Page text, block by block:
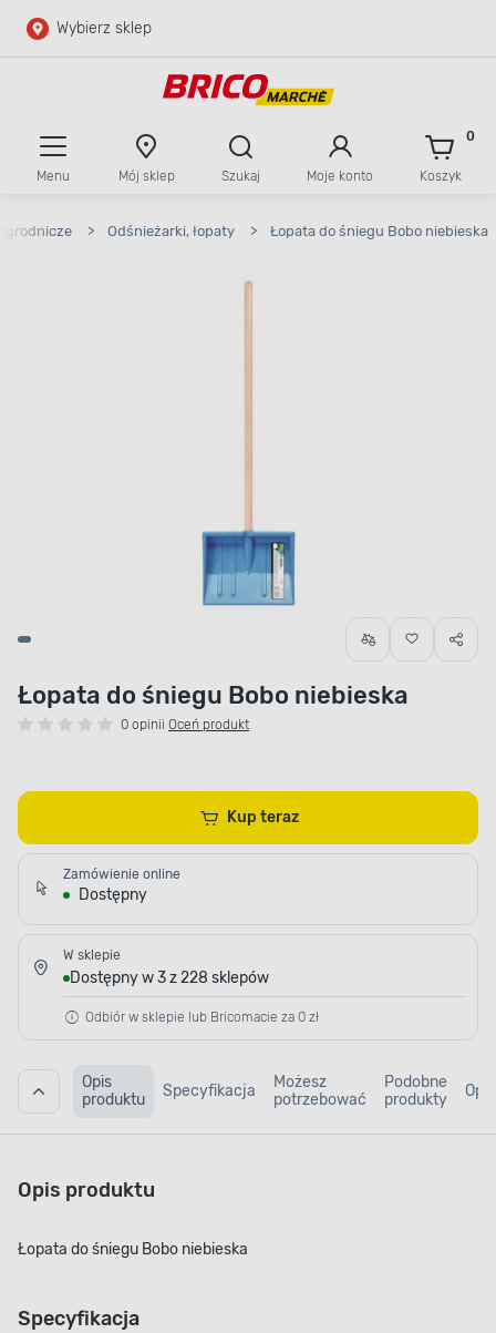
Przejdź do głównej zawartości
Wybierz sklep
Menu Mój sklep Szukaj Moje konto Koszyk
0
> Odśnieżarki, łopaty > Łopata do śniegu Bobo niebieska
Łopata do śniegu Bobo niebieska
0 opinii Oceń produkt
Kup teraz
Zamówienie online
Dostępny
W sklepie
Dostępny w 3 z 228 sklepów
Odbiór w sklepie lub Bricomacie za 0 zł
Opis
produktu
Specyfikacja
Możesz
potrzebować
Podobne
produkty
Opis produktu
Łopata do śniegu Bobo niebieska
Specyfikacja